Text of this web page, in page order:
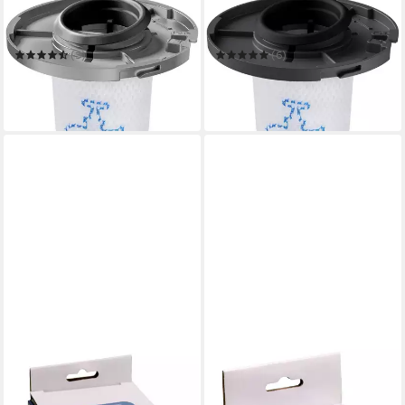
ROWENTA
Motorschutzfilter ZR009006
(3)
10,65 € 16,99 €
in 1-2 Werktagen bei dir
ROWENTA
Motorschutzfilter ZR009007
(6)
18,49 €
Ersatzfilter Rowenta
ZR009010 Filter für RH2037
Ersatzfilter Rowenta
ZR009015 Filter für RH9AD1